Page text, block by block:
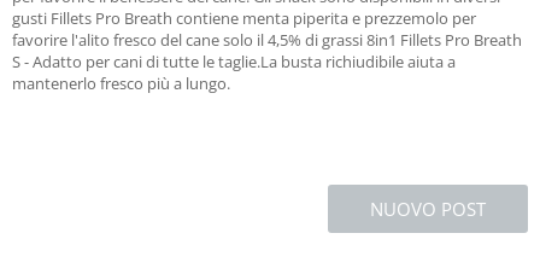
gusti Fillets Pro Breath contiene menta piperita e prezzemolo per
favorire l'alito fresco del cane solo il 4,5% di grassi 8in1 Fillets Pro Breath
S - Adatto per cani di tutte le taglie.La busta richiudibile aiuta a
mantenerlo fresco più a lungo.
NUOVO POST